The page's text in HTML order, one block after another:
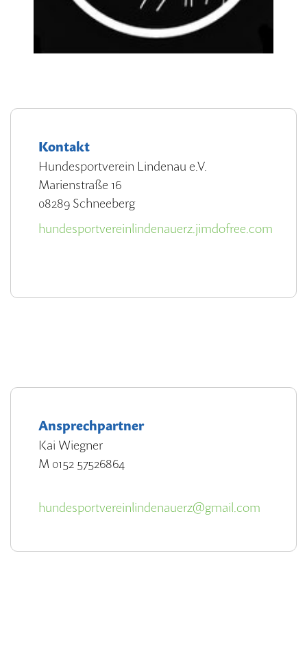
Kontakt
Hundesportverein Lindenau e.V.
Marienstraße 16
08289 Schneeberg
hundesportvereinlindenauerz.jimdofree.com
Ansprechpartner
Kai Wiegner
M 0152 57526864
hundesportvereinlindenauerz@gmail.com